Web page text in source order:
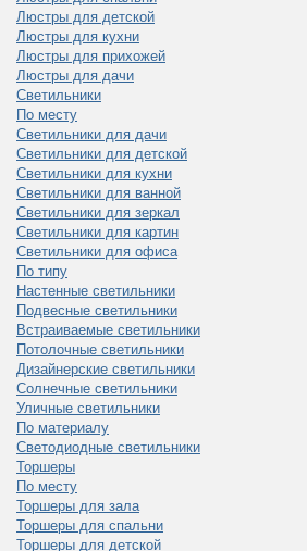
Люстры для детской
Люстры для кухни
Люстры для прихожей
Люстры для дачи
Светильники
По месту
Светильники для дачи
Светильники для детской
Светильники для кухни
Светильники для ванной
Светильники для зеркал
Светильники для картин
Светильники для офиса
По типу
Настенные светильники
Подвесные светильники
Встраиваемые светильники
Потолочные светильники
Дизайнерские светильники
Солнечные светильники
Уличные светильники
По материалу
Светодиодные светильники
Торшеры
По месту
Торшеры для зала
Торшеры для спальни
Торшеры для детской